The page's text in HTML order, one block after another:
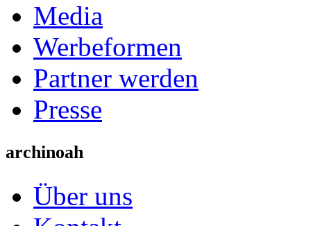
Media
Werbeformen
Partner werden
Presse
archinoah
Über uns